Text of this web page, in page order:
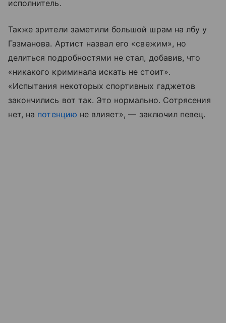
исполнитель.
Также зрители заметили большой шрам на лбу у
Газманова. Артист назвал его «свежим», но
делиться подробностями не стал, добавив, что
«никакого криминала искать не стоит».
«Испытания некоторых спортивных гаджетов
закончились вот так. Это нормально. Сотрясения
нет, на потенцию не влияет», — заключил певец.